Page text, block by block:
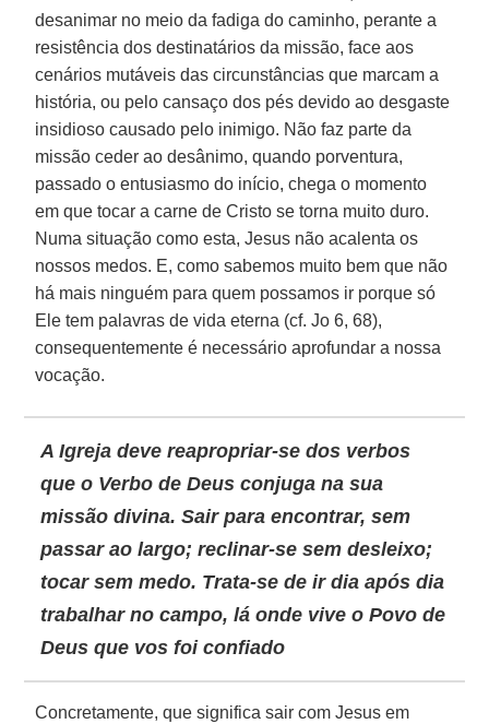
desanimar no meio da fadiga do caminho, perante a
resistência dos destinatários da missão, face aos
cenários mutáveis das circunstâncias que marcam a
história, ou pelo cansaço dos pés devido ao desgaste
insidioso causado pelo inimigo. Não faz parte da
missão ceder ao desânimo, quando porventura,
passado o entusiasmo do início, chega o momento
em que tocar a carne de Cristo se torna muito duro.
Numa situação como esta, Jesus não acalenta os
nossos medos. E, como sabemos muito bem que não
há mais ninguém para quem possamos ir porque só
Ele tem palavras de vida eterna (cf. Jo 6, 68),
consequentemente é necessário aprofundar a nossa
vocação.
AIgreja deve reapropriar-se dos verbos
que o Verbo de Deus conjuga na sua
missão divina. Sair para encontrar, sem
passar ao largo; reclinar-se sem desleixo;
tocar sem medo. Trata-se de ir dia após dia
trabalhar no campo, lá onde vive o Povo de
Deus que vos foi confiado
Concretamente, que significa sair com Jesus em